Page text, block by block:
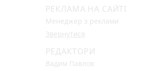
РЕКЛАМА НА САЙТІ
Менеджер з реклами
Звернутися
РЕДАКТОРИ
Вадим Павлов